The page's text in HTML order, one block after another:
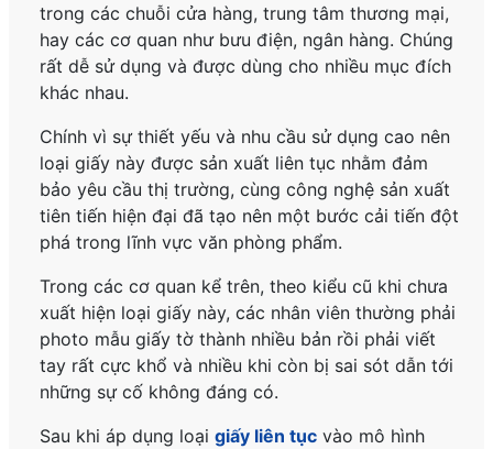
trong các chuỗi cửa hàng, trung tâm thương mại,
hay các cơ quan như bưu điện, ngân hàng. Chúng
rất dễ sử dụng và được dùng cho nhiều mục đích
khác nhau.
Chính vì sự thiết yếu và nhu cầu sử dụng cao nên
loại giấy này được sản xuất liên tục nhằm đảm
bảo yêu cầu thị trường, cùng công nghệ sản xuất
tiên tiến hiện đại đã tạo nên một bước cải tiến đột
phá trong lĩnh vực văn phòng phẩm.
Trong các cơ quan kể trên, theo kiểu cũ khi chưa
xuất hiện loại giấy này, các nhân viên thường phải
photo mẫu giấy tờ thành nhiều bản rồi phải viết
tay rất cực khổ và nhiều khi còn bị sai sót dẫn tới
những sự cố không đáng có.
Sau khi áp dụng loạigiấy liên tục vào mô hình